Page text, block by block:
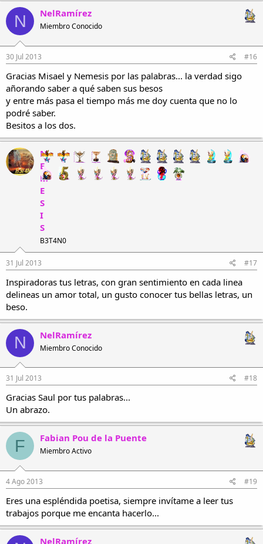
N NelRamírez
Miembro Conocido
30 Jul 2013 #16
Gracias Misael y Nemesis por las palabras... la verdad sigo
añorando saber a qué saben sus besos
y entre más pasa el tiempo más me doy cuenta que no lo
podré saber.
Besitos a los dos.
N
E
M
E
S
I
S
B3T4N0
31 Jul 2013 #17
Inspiradoras tus letras, con gran sentimiento en cada linea
delineas un amor total, un gusto conocer tus bellas letras, un
beso.
N NelRamírez
Miembro Conocido
31 Jul 2013 #18
Gracias Saul por tus palabras...
Un abrazo.
F Fabian Pou de la Puente
Miembro Activo
4 Ago 2013 #19
Eres una espléndida poetisa, siempre invítame a leer tus
trabajos porque me encanta hacerlo...
NelRamírez